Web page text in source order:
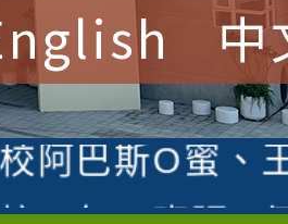
中
參加桃園市中
教師榮獲社
阿巴斯O蜜、
園市科展 國
四年二班張O